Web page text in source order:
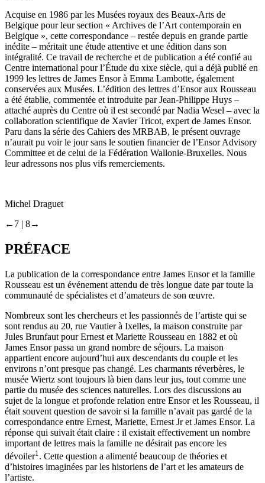
Acquise en 1986 par les Musées royaux des Beaux-Arts de
Belgique pour leur section « Archives de l’Art contemporain en
Belgique », cette correspondance – restée depuis en grande partie
inédite – méritait une étude attentive et une édition dans son
intégralité. Ce travail de recherche et de publication a été confié au
Centre international pour l’Étude du xixe siècle, qui a déjà publié en
1999 les lettres de James Ensor à Emma Lambotte, également
conservées aux Musées. L’édition des lettres d’Ensor aux Rousseau
a été établie, commentée et introduite par Jean-Philippe Huys –
attaché auprès du Centre où il est secondé par Nadia Wesel – avec la
collaboration scientifique de Xavier Tricot, expert de James Ensor.
Paru dans la série des Cahiers des MRBAB, le présent ouvrage
n’aurait pu voir le jour sans le soutien financier de l’Ensor Advisory
Committee et de celui de la Fédération Wallonie-Bruxelles. Nous
leur adressons nos plus vifs remerciements.
Michel Draguet
←7 | 8→
PRÉFACE
La publication de la correspondance entre James Ensor et la famille
Rousseau est un événement attendu de très longue date par toute la
communauté de spécialistes et d’amateurs de son œuvre.
Nombreux sont les chercheurs et les passionnés de l’artiste qui se
sont rendus au 20, rue Vautier à Ixelles, la maison construite par
Jules Brunfaut pour Ernest et Mariette Rousseau en 1882 et où
James Ensor passa un grand nombre de séjours. La maison
appartient encore aujourd’hui aux descendants du couple et les
environs n’ont presque pas changé. Les charmants réverbères, le
musée Wiertz sont toujours là bien dans leur jus, tout comme une
partie du musée des sciences naturelles. Lors des discussions au
sujet de la longue et profonde relation entre Ensor et les Rousseau, il
était souvent question de savoir si la famille n’avait pas gardé de la
correspondance entre Ernest, Mariette, Ernest Jr et James Ensor. La
réponse qui suivait était claire : il existait effectivement un nombre
important de lettres mais la famille ne désirait pas encore les
dévoiler1 . Cette question a alimenté beaucoup de théories et
d’histoires imaginées par les historiens de l’art et les amateurs de
l’artiste.